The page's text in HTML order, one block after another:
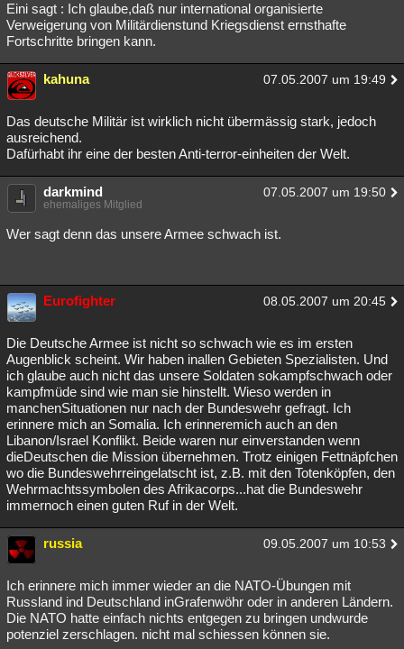
Eini sagt : Ich glaube,daß nur international organisierte
Verweigerung von Militärdienstund Kriegsdienst ernsthafte
Fortschritte bringen kann.
kahuna 07.05.2007 um 19:49
Das deutsche Militär ist wirklich nicht übermässig stark, jedoch
ausreichend.
Dafürhabt ihr eine der besten Anti-terror-einheiten der Welt.
darkmind 07.05.2007 um 19:50
ehemaliges Mitglied
Wer sagt denn das unsere Armee schwach ist.
Eurofighter 08.05.2007 um 20:45
Die Deutsche Armee ist nicht so schwach wie es im ersten
Augenblick scheint. Wir haben inallen Gebieten Spezialisten. Und
ich glaube auch nicht das unsere Soldaten sokampfschwach oder
kampfmüde sind wie man sie hinstellt. Wieso werden in
manchenSituationen nur nach der Bundeswehr gefragt. Ich
erinnere mich an Somalia. Ich erinneremich auch an den
Libanon/Israel Konflikt. Beide waren nur einverstanden wenn
dieDeutschen die Mission übernehmen. Trotz einigen Fettnäpfchen
wo die Bundeswehrreingelatscht ist, z.B. mit den Totenköpfen, den
Wehrmachtssymbolen des Afrikacorps...hat die Bundeswehr
immernoch einen guten Ruf in der Welt.
russia 09.05.2007 um 10:53
Ich erinnere mich immer wieder an die NATO-Übungen mit
Russland ind Deutschland inGrafenwöhr oder in anderen Ländern.
Die NATO hatte einfach nichts entgegen zu bringen undwurde
potenziel zerschlagen. nicht mal schiessen können sie.